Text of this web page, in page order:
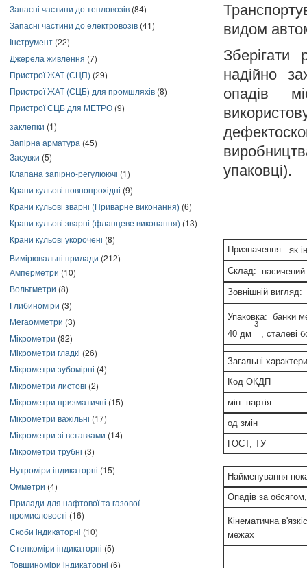
Запасні частини до тепловозів (84)
Запасні частини до електровозів (41)
Інструмент (22)
Джерела живлення (7)
Пристрої ЖАТ (СЦП) (29)
Пристрої ЖАТ (СЦБ) для промшляхів (8)
Пристрої СЦБ для МЕТРО (9)
заклепки (1)
Запірна арматура (45)
Засувки (5)
Клапана запірно-регулюючі (1)
Крани кульові повнопрохідні (9)
Крани кульові зварні (Приварне виконання) (6)
Крани кульові зварні (фланцеве виконання) (13)
Крани кульові укорочені (8)
Вимірювальні прилади (212)
Амперметри (10)
Вольтметри (8)
Глибиноміри (3)
Мегаомметри (3)
Мікрометри (82)
Мікрометри гладкі (26)
Мікрометри зубомірні (4)
Мікрометри листові (2)
Мікрометри призматичні (15)
Мікрометри важільні (17)
Мікрометри зі вставками (14)
Мікрометри трубні (3)
Нутроміри індикаторні (15)
Омметри (4)
Прилади для нафтової та газової
промисловості (16)
Скоби індикаторні (10)
Стенкоміри індикаторні (5)
Товщиноміри індикаторні (6)
видом
Зберігати
надійно
опадів
упаковці).
Призначення: як
Склад: насичений
Зовнішній вигляд:
Упаковка: банки
40 дм
3
, сталеві
Загальні
Код ОКДП
мін. партія
од змін
ГОСТ, ТУ
Найменування
Опадів за
Кінематична
межах